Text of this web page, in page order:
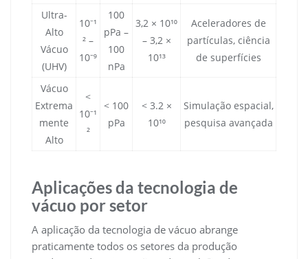
Ultra-
Alto
Vácuo
(UHV)
10⁻¹
² –
10⁻⁹
100
pPa –
100
nPa
3,2 × 10¹⁰
– 3,2 ×
10¹³
Aceleradores de
partículas, ciência
de superfícies
Vácuo
Extrema
mente
Alto
<
10⁻¹
²
< 100
pPa
< 3.2 ×
10¹⁰
Simulação espacial,
pesquisa avançada
Aplicações da tecnologia de
vácuo por setor
A aplicação da tecnologia de vácuo abrange
praticamente todos os setores da produção